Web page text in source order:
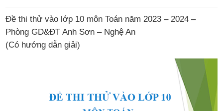
Đề thi thử vào lớp 10 môn Toán năm 2023 – 2024 –
Phòng GD&ĐT Anh Sơn – Nghệ An
(Có hướng dẫn giải)